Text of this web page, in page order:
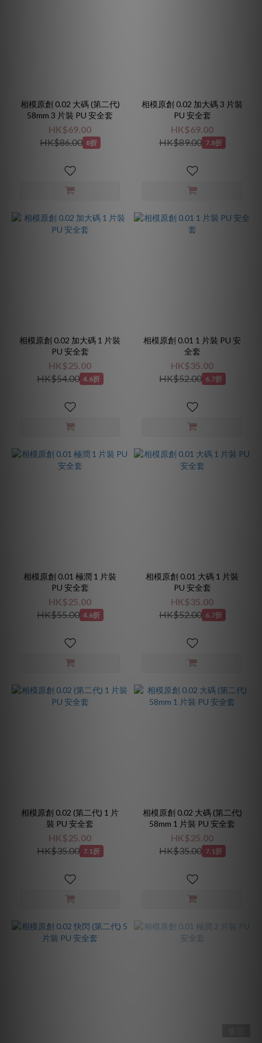
相模原創 0.02 大碼 (第二代)
58mm 3 片裝 PU 安全套
HK$69.00
HK$86.00 8折
相模原創 0.02 加大碼 3 片裝
PU 安全套
HK$69.00
HK$89.00 7.8折
相模原創 0.02 加大碼 1 片裝
PU 安全套
HK$25.00
HK$54.00 4.6折
相模原創 0.01 1 片裝 PU 安
全套
HK$35.00
HK$52.00 6.7折
相模原創 0.01 極潤 1 片裝
PU 安全套
HK$25.00
HK$55.00 4.6折
相模原創 0.01 大碼 1 片裝
PU 安全套
HK$35.00
HK$52.00 6.7折
相模原創 0.02 (第二代) 1 片
裝 PU 安全套
HK$25.00
HK$35.00 7.1折
相模原創 0.02 大碼 (第二代)
58mm 1 片裝 PU 安全套
HK$25.00
HK$35.00 7.1折